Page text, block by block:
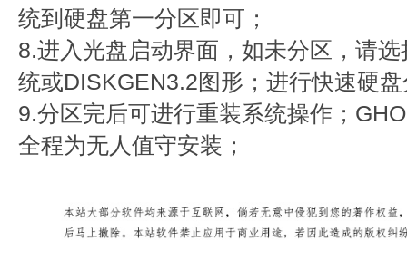
统到硬盘第一分区即可；
8.进入光盘启动界面，如未分区，请
统或DISKGEN3.2图形；进行快速硬
9.分区完后可进行重装系统操作；
全程为无人值守安装；